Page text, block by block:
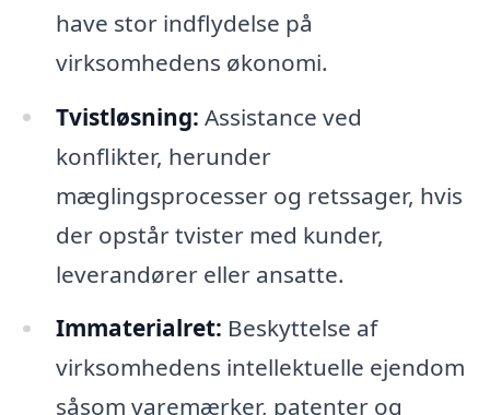
have stor indflydelse på
virksomhedens økonomi.
Tvistløsning: Assistance ved
konflikter, herunder
mæglingsprocesser og retssager, hvis
der opstår tvister med kunder,
leverandører eller ansatte.
Immaterialret: Beskyttelse af
virksomhedens intellektuelle ejendom
såsom varemærker, patenter og